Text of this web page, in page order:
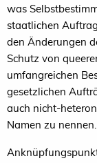
was
staatlichen
den Änderungen
Schutz von
umfangreichen
gesetzlichen
auch nicht-
Namen zu nennen.